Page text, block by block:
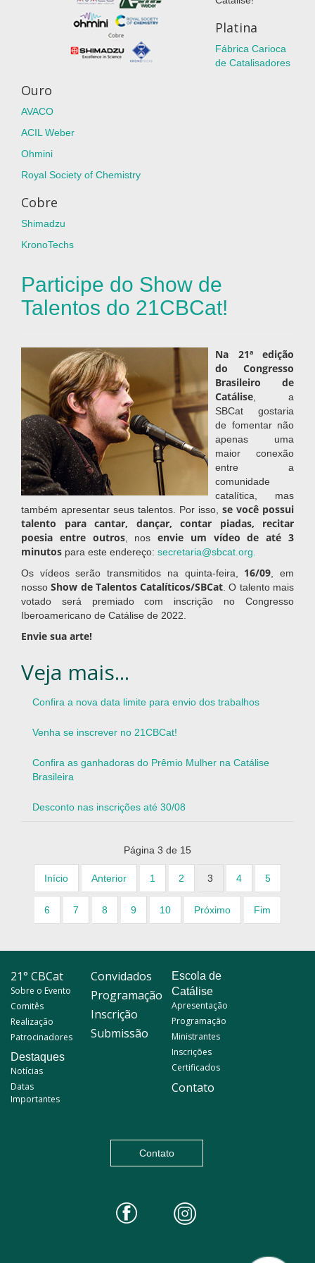
Platina
Fábrica Carioca
de Catalisadores
Ouro
AVACO
ACIL Weber
Ohmini
Royal Society of Chemistry
Cobre
Shimadzu
KronoTechs
Participe do Show de
Talentos do 21CBCat!
Na 21ª edição
do Congresso
Brasileiro de
Catálise , a
SBCat gostaria
de fomentar não
apenas uma
maior conexão
entre a
comunidade
catalítica, mas
também apresentar seus talentos. Por isso, se você possui
talento para cantar, dançar, contar piadas, recitar
poesia entre outros, nosenvie um vídeo de até 3
minutos para este endereço: secretaria@sbcat.org
Os vídeos serão transmitidos na quinta-feira, 16/09 , em
nossoShow de Talentos Catalíticos/SBCat . O talento mais
votado será premiado com inscrição no Congresso
Iberoamericano de Catálise de 2022.
Envie sua arte!
Confira a nova data limite para envio dos trabalhos
Venha se inscrever no 21CBCat!
Confira as ganhadoras do Prêmio Mulher na Catálise
Brasileira
Desconto nas inscrições até 30/08
Página 3 de 15
Início Anterior 1 2 3 4 5
6 7 8 9 10 Próximo Fim
21° CBCat
Sobre o Evento
Comitês
Realização
Patrocinadores
Destaques
Notícias
Datas
Importantes
Convidados
Programação
Inscrição
Submissão
Escola de
Catálise
Apresentação
Programação
Ministrantes
Inscrições
Certificados
Contato
Contato